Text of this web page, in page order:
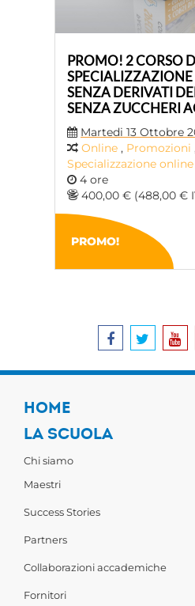
PROMO! 2 CORSO
SENZA DERIVATI
SENZA ZUCCHERI
Martedi 13 Ottobre
Online , Promozioni
Specializzazione online
4 ore
400,00 € (488,00 €
PROMO!
HOME
LA SCUOLA
Chi siamo
Maestri
Success Stories
Partners
Collaborazioni accademiche
Fornitori